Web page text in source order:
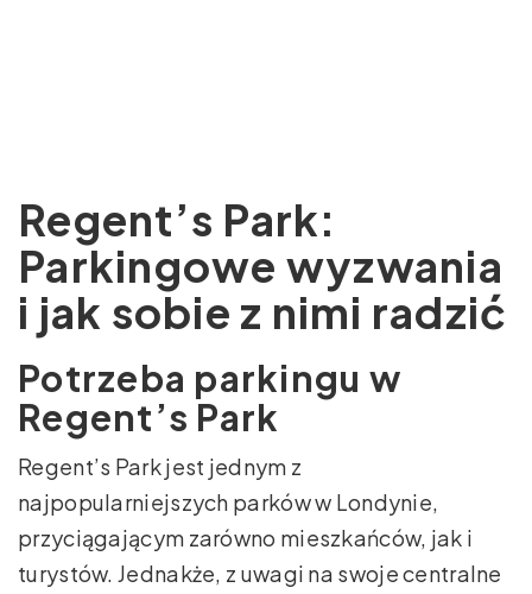
Regent’s Park:
Parkingowe wyzwania
i jak sobie z nimi radzić
Potrzeba parkingu w
Regent’s Park
Regent’s Park jest jednym z
najpopularniejszych parków w Londynie,
przyciągającym zarówno mieszkańców, jak i
turystów. Jednakże, z uwagi na swoje centralne